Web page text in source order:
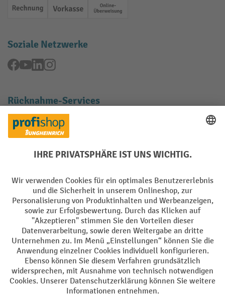
Rechnung Vorkasse Online-Überweisung
Soziale Netzwerke
Facebook
YouTubeLinkedInInstagram
Rücknahme-Services
Elektrogeräte Rückname
Batterie Rückname
Impressum Datenschutz
Barrierefreiheit Grounding Page Privacy Settings
Alle Preise exkl. gesetzl. Mehrwertsteuer zzgl.Versandkostenund ggf.
Nachnahmegebühren, wenn nicht anders angegeben.
¹ Der Rabatt gilt so lange der Vorrat reicht. Der Rabatt gilt nicht auf